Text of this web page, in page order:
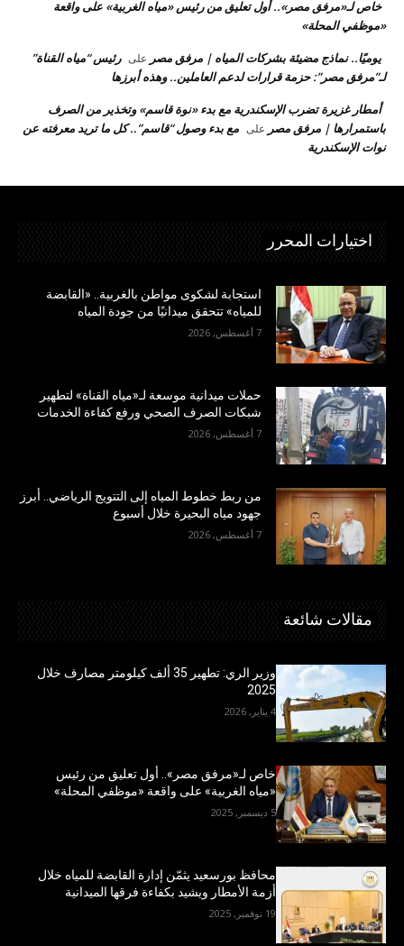
خاص لـ«مرفق مصر».. أول تعليق من رئيس «مياه الغربية» على واقعة
«موظفي المحلة»
يوميًا.. نماذج مضيئة بشركات المياه | مرفق مصر على رئيس “مياه القناة”
لـ”مرفق مصر”: حزمة قرارات لدعم العاملين.. وهذه أبرزها
أمطار غزيرة تضرب الإسكندرية مع بدء «نوة قاسم» وتخذير من الصرف
باستمرارها | مرفق مصر على مع بدء وصول “قاسم”.. كل ما تريد معرفته عن
نوات الإسكندرية
اختيارات المحرر
استجابة لشكوى مواطن بالغربية.. «القابضة
للمياه» تتحقق ميدانيًا من جودة المياه
7 أغسطس, 2026
حملات ميدانية موسعة لـ«مياه القناة» لتطهير
شبكات الصرف الصحي ورفع كفاءة الخدمات
7 أغسطس, 2026
من ربط خطوط المياه إلى التتويج الرياضي.. أبرز
جهود مياه البحيرة خلال أسبوع
7 أغسطس, 2026
مقالات شائعة
وزير الري: تطهير 35 ألف كيلومتر مصارف خلال
2025
4 يناير, 2026
خاص لـ«مرفق مصر».. أول تعليق من رئيس
«مياه الغربية» على واقعة «موظفي المحلة»
5 ديسمبر, 2025
محافظ بورسعيد يثمّن إدارة القابضة للمياه خلال
أزمة الأمطار ويشيد بكفاءة فرقها الميدانية
19 نوفمبر, 2025